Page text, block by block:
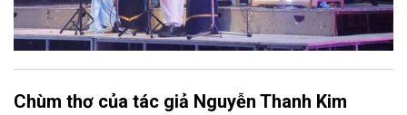
Chùm thơ của tác giả Nguyễn Thanh Kim